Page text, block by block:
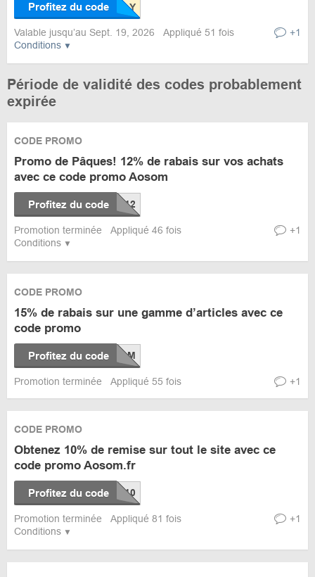
Conditions
Profitez du code
Valable jusqu’au Sept. 19, 2026 Appliqué 51 fois +1
Période de validité des codes probablement
expirée
Conditions
CODE PROMO
Promo de Pâques! 12% de rabais sur vos achats
avec ce code promo Aosom
Profitez du code
Promotion terminée Appliqué 46 fois +1
CODE PROMO
15% de rabais sur une gamme d’articles avec ce
code promo
Profitez du code
Promotion terminée Appliqué 55 fois +1
Conditions
CODE PROMO
Obtenez 10% de remise sur tout le site avec ce
code promo Aosom.fr
Profitez du code
Promotion terminée Appliqué 81 fois +1